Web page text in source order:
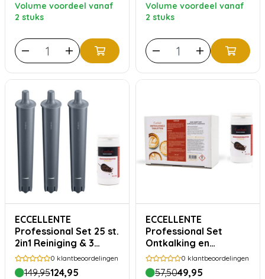
Volume voordeel vanaf
2 stuks
Volume voordeel vanaf
2 stuks
ECCELLENTE
Professional Set 25 st.
2in1 Reiniging & 3
JURA PRO Smart+
filters
0 klantbeoordelingen
149,95124,95
ECCELLENTE
Professional Set
Ontkalking en
Reiniging voor JURA
0 klantbeoordelingen
57,5049,95